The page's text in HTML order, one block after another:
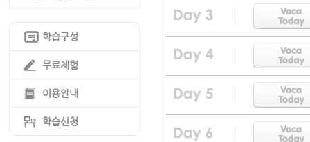
학습구성
무료체험
이용안내
학습신청